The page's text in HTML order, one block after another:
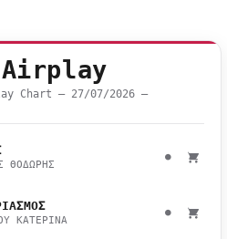
Airplay
Chart — 27/07/2026 –
ΘΟΔΩΡΗΣ
●
ΚΑΤΕΡΙΝΑ
●